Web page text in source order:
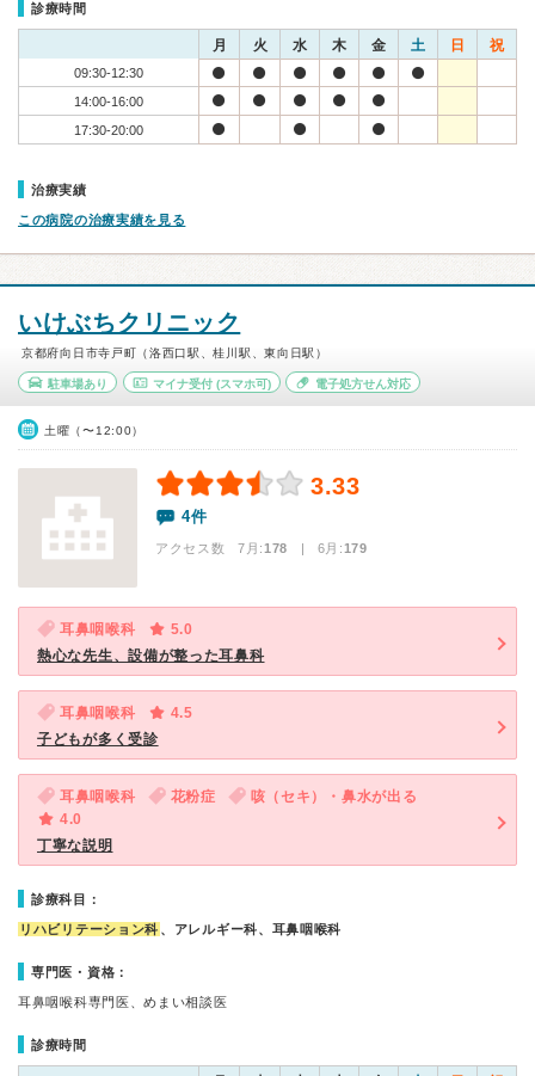
診療時間
月 火 水 木 金 土 日 祝
09:30-12:30
14:00-16:00
17:30-20:00
治療実績
この病院の治療実績を見る
いけぶちクリニック
京都府向日市寺戸町（洛西口駅、桂川駅、東向日駅）
駐車場あり マイナ受付(スマホ可) 電子処方せん対応
土曜（〜12:00）
3.33
4件
アクセス数 7月:178 | 6月:179
耳鼻咽喉科
5.0
熱心な先生、設備が整った耳鼻科
耳鼻咽喉科
4.5
子どもが多く受診
耳鼻咽喉科 花粉症
咳（セキ）・鼻水が出る
4.0
丁寧な説明
診療科目：
リハビリテーション科 、アレルギー科、耳鼻咽喉科
専門医・資格：
耳鼻咽喉科専門医、めまい相談医
診療時間